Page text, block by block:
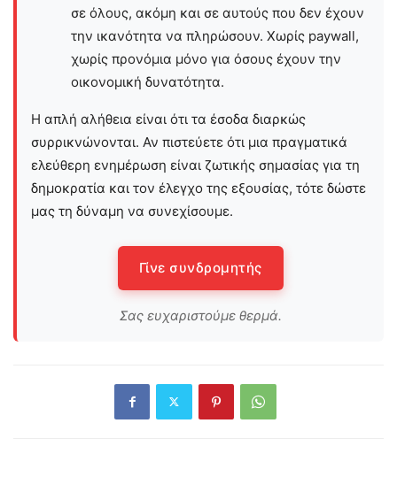
σε όλους, ακόμη και σε αυτούς που δεν έχουν
την ικανότητα να πληρώσουν. Χωρίς paywall,
χωρίς προνόμια μόνο για όσους έχουν την
οικονομική δυνατότητα.
Η απλή αλήθεια είναι ότι τα έσοδα διαρκώς
συρρικνώνονται. Αν πιστεύετε ότι μια πραγματικά
ελεύθερη ενημέρωση είναι ζωτικής σημασίας για τη
δημοκρατία και τον έλεγχο της εξουσίας, τότε δώστε
μας τη δύναμη να συνεχίσουμε.
Γίνε συνδρομητής
Σας ευχαριστούμε θερμά.